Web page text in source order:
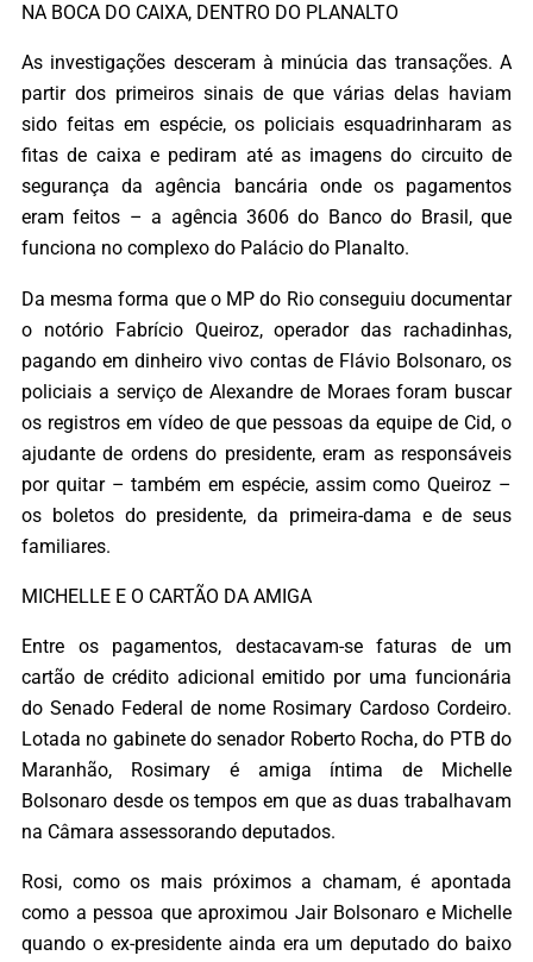
NA BOCA DO CAIXA, DENTRO DO PLANALTO
As investigações desceram à minúcia das transações. A
partir dos primeiros sinais de que várias delas haviam
sido feitas em espécie, os policiais esquadrinharam as
fitas de caixa e pediram até as imagens do circuito de
segurança da agência bancária onde os pagamentos
eram feitos – a agência 3606 do Banco do Brasil, que
funciona no complexo do Palácio do Planalto.
Da mesma forma que o MP do Rio conseguiu documentar
o notório Fabrício Queiroz, operador das rachadinhas,
pagando em dinheiro vivo contas de Flávio Bolsonaro, os
policiais a serviço de Alexandre de Moraes foram buscar
os registros em vídeo de que pessoas da equipe de Cid, o
ajudante de ordens do presidente, eram as responsáveis
por quitar – também em espécie, assim como Queiroz –
os boletos do presidente, da primeira-dama e de seus
familiares.
MICHELLE E O CARTÃO DA AMIGA
Entre os pagamentos, destacavam-se faturas de um
cartão de crédito adicional emitido por uma funcionária
do Senado Federal de nome Rosimary Cardoso Cordeiro.
Lotada no gabinete do senador Roberto Rocha, do PTB do
Maranhão, Rosimary é amiga íntima de Michelle
Bolsonaro desde os tempos em que as duas trabalhavam
na Câmara assessorando deputados.
Rosi, como os mais próximos a chamam, é apontada
como a pessoa que aproximou Jair Bolsonaro e Michelle
quando o ex-presidente ainda era um deputado do baixo